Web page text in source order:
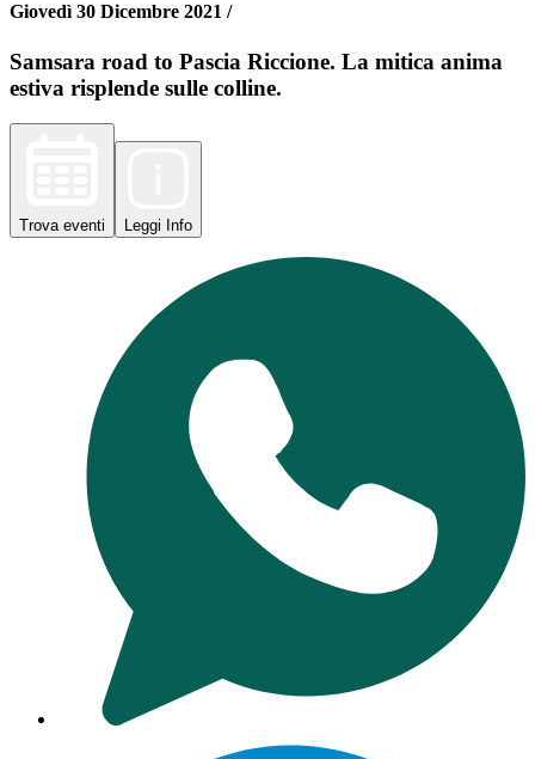
Giovedì 30 Dicembre 2021 /
Samsara road to Pascia Riccione. La mitica anima
estiva risplende sulle colline.
Trova eventi Leggi Info